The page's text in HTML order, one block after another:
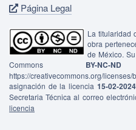
Página Legal
La titularidad
obra
de México.
Commons BY-
https://creativecommons.org/
asignación de la licencia 15-02-2024
Secretaria Técnica al correo
licencia